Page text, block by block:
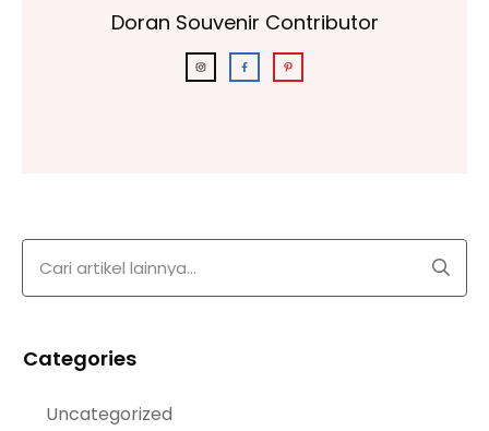
Doran Souvenir Contributor
Categories
Uncategorized